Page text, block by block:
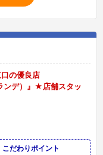
の優良店
ンデ）』★店舗スタッ
こだわりポイント